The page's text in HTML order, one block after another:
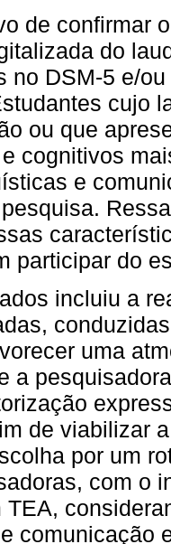
de confirmar
do
no DSM-5 e/
cujo
ou que
cognitivos
e
participar do
incluiu a
uma
a
de viabilizar
por um
com o
TEA,
comunicação